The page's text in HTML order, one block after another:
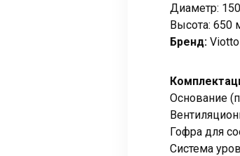
Диаметр:
Высота: 650
Бренд: Viotto
Основание
Гофра для
Система